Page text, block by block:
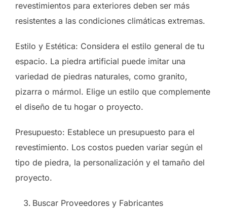
revestimientos para exteriores deben ser más
resistentes a las condiciones climáticas extremas.
Estilo y Estética: Considera el estilo general de tu
espacio. La piedra artificial puede imitar una
variedad de piedras naturales, como granito,
pizarra o mármol. Elige un estilo que complemente
el diseño de tu hogar o proyecto.
Presupuesto: Establece un presupuesto para el
revestimiento. Los costos pueden variar según el
tipo de piedra, la personalización y el tamaño del
proyecto.
Buscar Proveedores y Fabricantes